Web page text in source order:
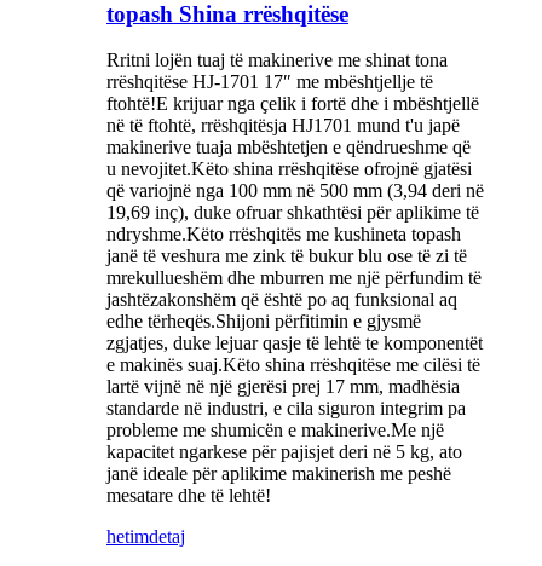
topash Shina rrëshqitëse
Rritni lojën tuaj të makinerive me shinat tona
rrëshqitëse HJ-1701 17″ me mbështjellje të
ftohtë!E krijuar nga çelik i fortë dhe i mbështjellë
në të ftohtë, rrëshqitësja HJ1701 mund t'u japë
makinerive tuaja mbështetjen e qëndrueshme që
u nevojitet.Këto shina rrëshqitëse ofrojnë gjatësi
që variojnë nga 100 mm në 500 mm (3,94 deri në
19,69 inç), duke ofruar shkathtësi për aplikime të
ndryshme.Këto rrëshqitës me kushineta topash
janë të veshura me zink të bukur blu ose të zi të
mrekullueshëm dhe mburren me një përfundim të
jashtëzakonshëm që është po aq funksional aq
edhe tërheqës.Shijoni përfitimin e gjysmë
zgjatjes, duke lejuar qasje të lehtë te komponentët
e makinës suaj.Këto shina rrëshqitëse me cilësi të
lartë vijnë në një gjerësi prej 17 mm, madhësia
standarde në industri, e cila siguron integrim pa
probleme me shumicën e makinerive.Me një
kapacitet ngarkese për pajisjet deri në 5 kg, ato
janë ideale për aplikime makinerish me peshë
mesatare dhe të lehtë!
hetimdetaj